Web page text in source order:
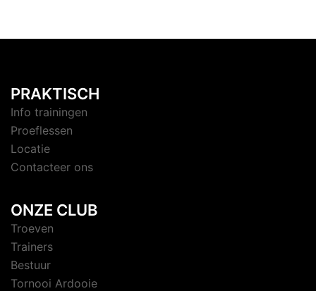
PRAKTISCH
Info trainingen
Proeflessen
Locatie
Contacteer ons
ONZE CLUB
Troeven
Trainers
Bestuur
Tornooi Ardooie